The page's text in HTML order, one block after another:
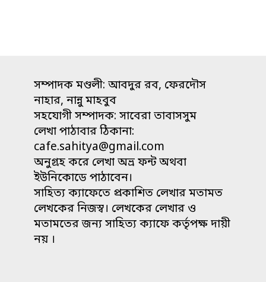
সম্পাদক মণ্ডলী: আবদুর রব, ফেরদৌস
নাহার, নান্নু মাহবুব
সহযোগী সম্পাদক: সাবেরা তাবাসসুম
লেখা পাঠাবার ঠিকানা:
cafe.sahitya@gmail.com
অনুগ্রহ করে লেখা অভ্র ফন্ট অথবা
ইউনিকোডে পাঠাবেন।
সাহিত্য ক্যাফেতে প্রকাশিত লেখার মতামত
লেখকের নিজস্ব। লেখকের লেখার ও
মতামতের জন্য সাহিত্য ক্যাফে কর্তৃপক্ষ দায়ী
নয় ।